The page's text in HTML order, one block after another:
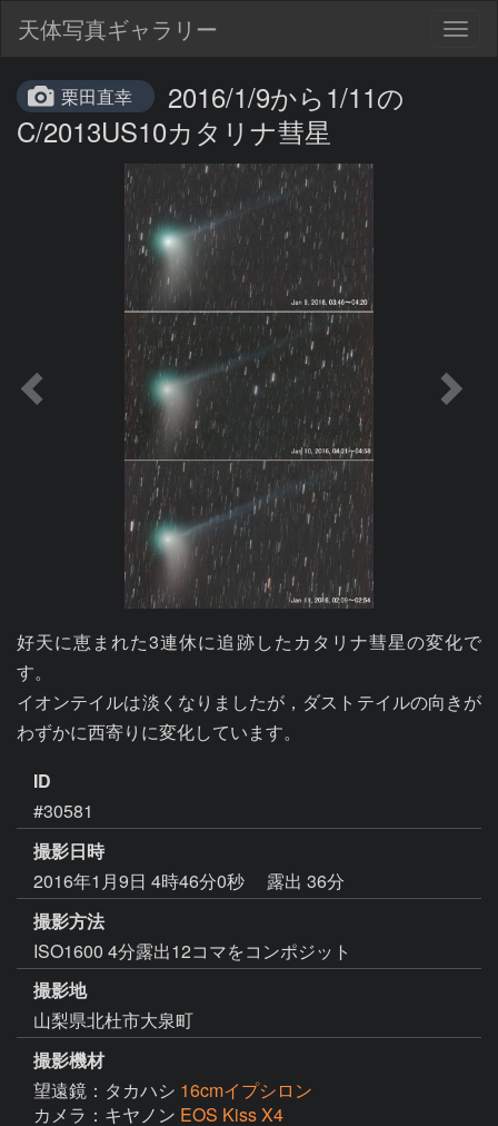
天体写真ギャラリー
栗田直幸
2016/1/9から1/11の
C/2013US10カタリナ彗星
好天に恵まれた3連休に追跡したカタリナ彗星の変化で
す。
イオンテイルは淡くなりましたが，ダストテイルの向きが
わずかに西寄りに変化しています。
ID
#30581
撮影日時
2016年1月9日 4時46分0秒
露出 36分
撮影方法
ISO1600 4分露出12コマをコンポジット
撮影地
山梨県北杜市大泉町
撮影機材
望遠鏡：タカハシ 16cmイプシロン
カメラ：キヤノン EOS Kiss X4